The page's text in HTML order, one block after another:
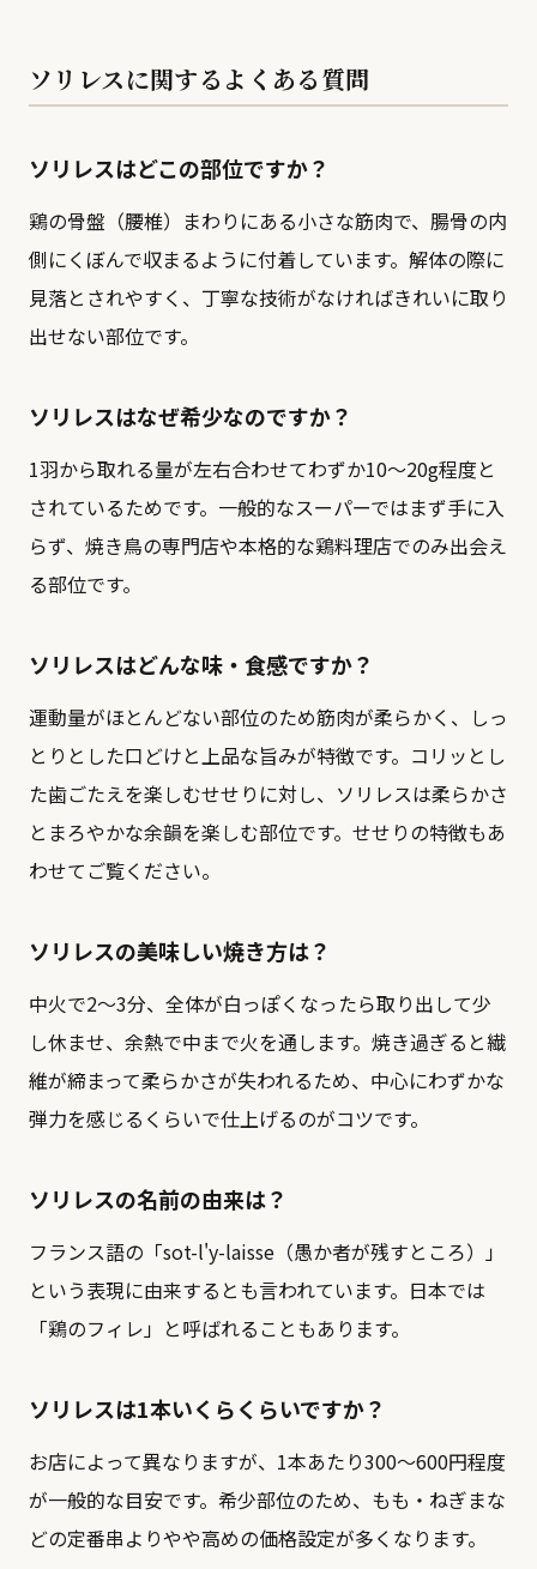
ソリレスに関するよくある質問
ソリレスはどこの部位ですか？
鶏の骨盤（腰椎）まわりにある小さな筋肉で、腸骨の内
側にくぼんで収まるように付着しています。解体の際に
見落とされやすく、丁寧な技術がなければきれいに取り
出せない部位です。
ソリレスはなぜ希少なのですか？
1羽から取れる量が左右合わせてわずか10〜20g程度と
されているためです。一般的なスーパーではまず手に入
らず、焼き鳥の専門店や本格的な鶏料理店でのみ出会え
る部位です。
ソリレスはどんな味・食感ですか？
運動量がほとんどない部位のため筋肉が柔らかく、しっ
とりとした口どけと上品な旨みが特徴です。コリッとし
た歯ごたえを楽しむせせりに対し、ソリレスは柔らかさ
とまろやかな余韻を楽しむ部位です。 せせりの特徴もあ
わせてご覧ください。
ソリレスの美味しい焼き方は？
中火で2〜3分、全体が白っぽくなったら取り出して少
し休ませ、余熱で中まで火を通します。焼き過ぎると繊
維が締まって柔らかさが失われるため、中心にわずかな
弾力を感じるくらいで仕上げるのがコツです。
ソリレスの名前の由来は？
フランス語の「sot-l'y-laisse（愚か者が残すところ）」
という表現に由来するとも言われています。日本では
「鶏のフィレ」と呼ばれることもあります。
ソリレスは1本いくらくらいですか？
お店によって異なりますが、1本あたり300〜600円程度
が一般的な目安です。希少部位のため、もも・ねぎまな
どの定番串よりやや高めの価格設定が多くなります。